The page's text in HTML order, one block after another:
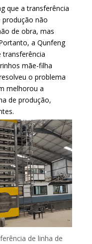
que a transferência
produção não
de obra, mas
a Qunfeng
transferência
mãe-filha
o problema
melhorou a
de produção,
de linha de